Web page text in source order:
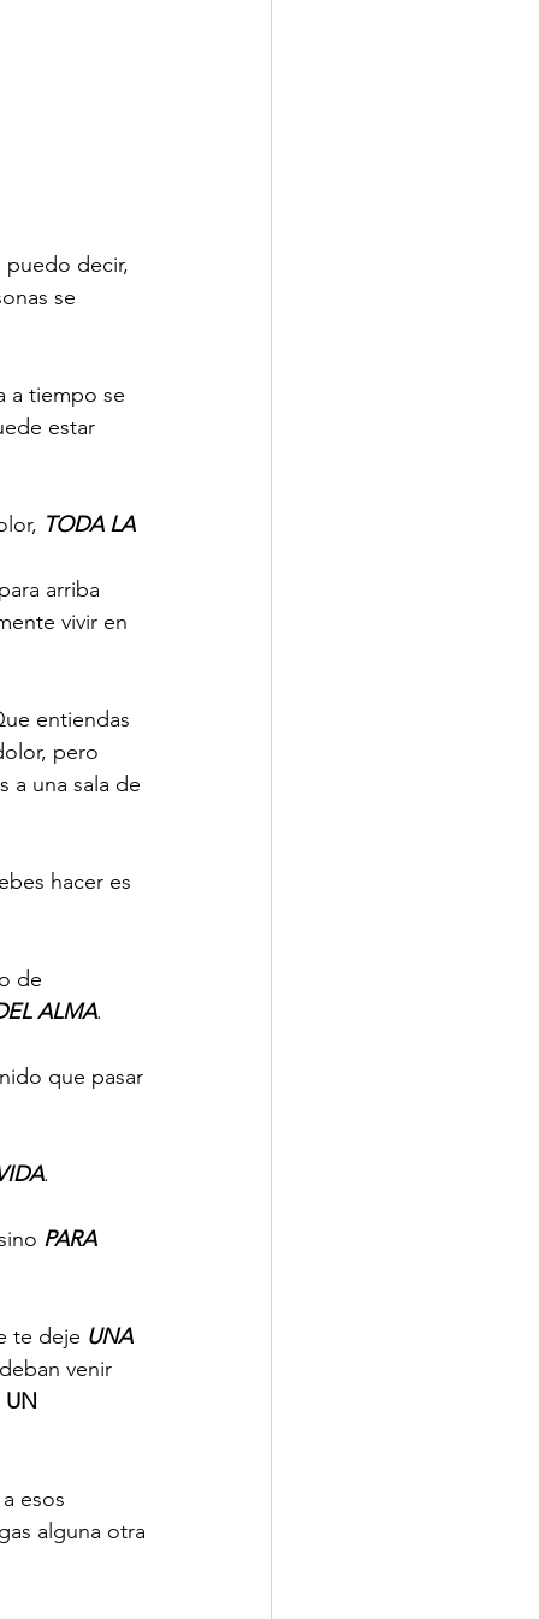
puedo decir,
se
a tiempo se
estar
TODA LA
arriba
vivir en
entiendas
pero
a una sala de
hacer es
de
ALMA.
que pasar
.
PARA
te deje UNA
venir
UN
esos
alguna otra